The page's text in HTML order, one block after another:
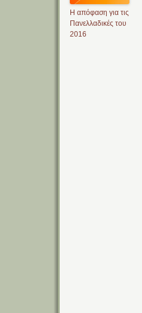
H απόφαση για τις
Πανελλαδικές του
2016